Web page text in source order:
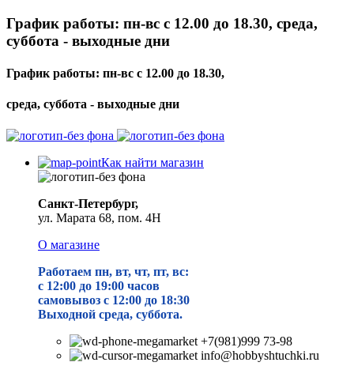
График работы: пн-вс с 12.00 до 18.30, среда,
суббота - выходные дни
График работы: пн-вс с 12.00 до 18.30,
среда, суббота - выходные дни
Как найти магазин
Санкт-Петербург,
ул. Марата 68, пом. 4Н
О магазине
Работаем пн, вт, чт, пт, вс:
с 12:00 до 19:00 часов
самовывоз с 12:00 до 18:30
Выходной среда, суббота.
+7(981)999 73-98
info@hobbyshtuchki.ru